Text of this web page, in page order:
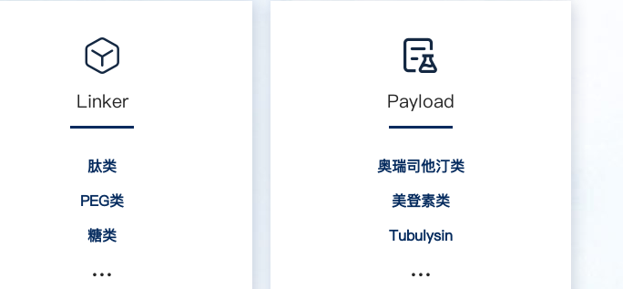
Linker
肽类
PEG类
糖类
其它
Payload
奥瑞司他汀类
美登素类
Tubulysin
艾日布林